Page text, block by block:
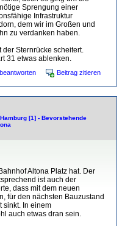
Sprengung einer
Infrastruktur
dem wir im Großen und
zu verdanken haben.
der Sternrücke scheitert.
31 etwas ablenken.
Beitrag zitieren
[1] - Bevorstehende
Altona Platz hat. Der
ist auch der
dass mit dem neuen
für den nächsten Bauzustand
sinkt. In einem
auch etwas dran sein.